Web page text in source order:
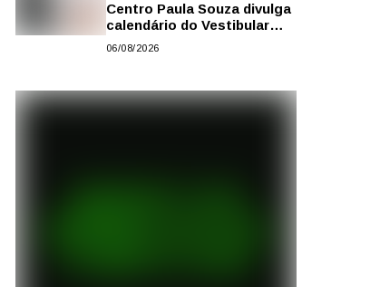
Centro Paula Souza divulga
calendário do Vestibular
das Fatecs para o primeiro
06/08/2026